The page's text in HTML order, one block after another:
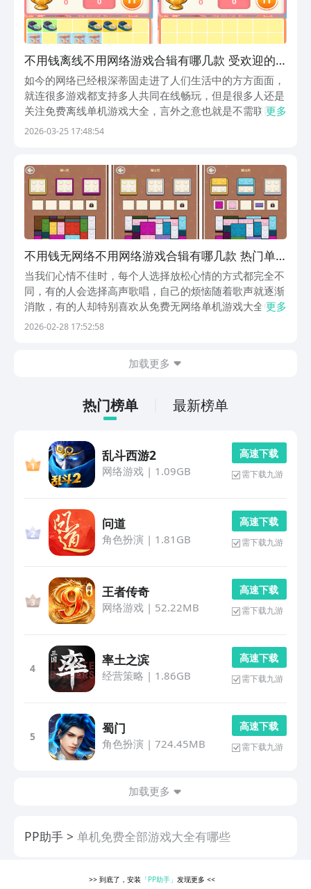
不用钱离线不用网络游戏合辑有哪几款 受欢迎的
单机游戏手机版分享排行2026
如今的网络已经根深蒂固走进了人们生活中的方方面面，
就连很多游戏都支持多人共同在线畅玩，但是很多人还是
关注免费离线单机游戏大全，言外之意也就是不需联网就
能随时畅玩，这些游戏都可以在阿里巴巴灵犀互娱旗下的
或...
更多
2026-03-25 17:48:54
不用钱无网络不用网络游戏合辑有哪几款 热门单
机榜单9排行before_12026
当我们心情不佳时，每个人选择放松心情的方式都完全不
同，有的人会选择高声歌唱，自己的烦恼随着歌声就逐渐
消散，有的人却特别喜欢从免费无网络单机游戏大全中正
确挑选。躺在床上或者是乘坐车辆时都可随时畅玩，此类
更多
2026-02-28 17:52:58
加载更多
热门榜单 最新榜单
乱斗西游2
网络游戏| 1.09GB
高 速 下 载
需下载九游
问道
角色扮演 | 1.81GB
高 速 下 载
需下载九游
王者传奇
网络游戏| 52.22MB
高 速 下 载
需下载九游
4
率土之滨
经营策略 | 1.86GB
高 速 下 载
需下载九游
5
蜀门
角色扮演 | 724.45MB
高 速 下 载
需下载九游
加载更多
PP助手 单机免费全部游戏大全有哪些
>> 到底了，安装 「PP助手」 发现更多<<